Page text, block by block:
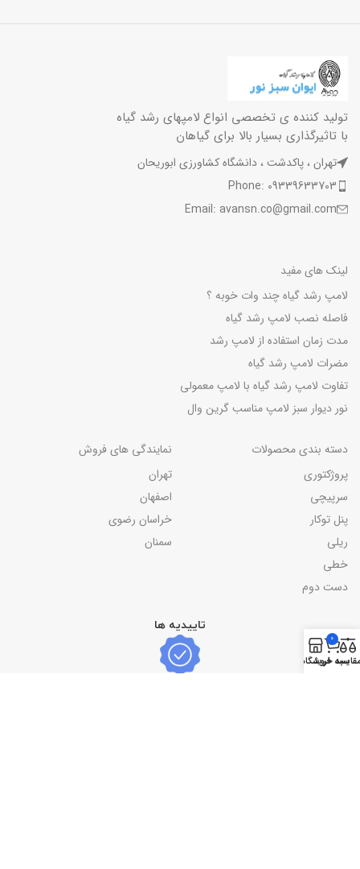
تولید کننده ی تخصصی انواع لامپهای رشد گیاه
با تاثیرگذاری بسیار بالا برای گیاهان
تهران ، پاکدشت ، دانشگاه کشاورزی ابوریحان
Phone: 09339633703
Email: avansn.co@gmail.com
لینک های مفید
لامپ رشد گیاه چند وات خوبه ؟
فاصله نصب لامپ رشد گیاه
مدت زمان استفاده از لامپ رشد
مضرات لامپ رشد گیاه
تفاوت لامپ رشد گیاه با لامپ معمولی
نور دیوار سبز لامپ مناسب گرین وال
دسته بندی محصولات
پروژکتوری
سرپیچی
پنل توکار
ریلی
خطی
دست دوم
نمایندگی های فروش
تهران
اصفهان
خراسان رضوی
سمنان
تاییدیه ها
0
سبد خرید
فروشگاه